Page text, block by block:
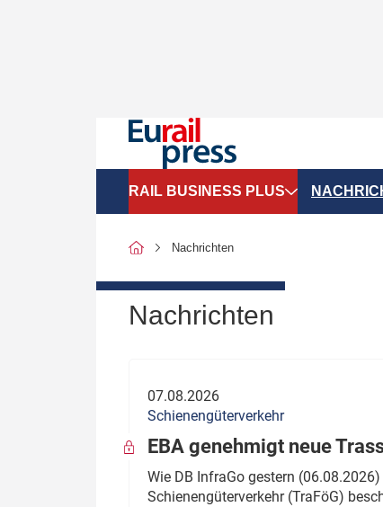
RAIL BUSINESS PLUS
SPNV-Marktdaten
Politik
Verbände: Wer spricht für
wen?
ÖPNV
Nachrichten
Nachrichten
07.08.2026
Schienengüterverkehr
EBA genehmigt neue
Wie DB InfraGo gestern
Schienengüterverkehr (TraFöG)